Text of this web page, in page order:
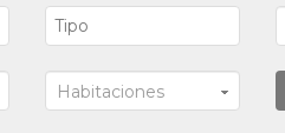
Habitaciones